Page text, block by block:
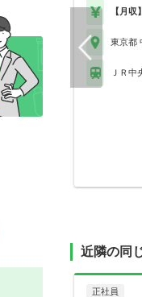
【月収
東京都
ＪＲ
近隣の同
正社員